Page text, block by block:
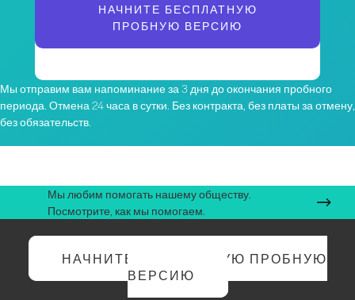
НАЧНИТЕ БЕСПЛАТНУЮ
ПРОБНУЮ ВЕРСИЮ
Мы отправим вам напоминание за 3 дня до окончания пробного
периода. Отмена 24 часа в сутки. Без контракта, без платы за отмену,
без обязательств.
Мы любим помогать нашему обществу.
Посмотрите, как мы помогаем.
НАЧНИТЕ БЕСПЛАТНУЮ ПРОБНУЮ
ВЕРСИЮ